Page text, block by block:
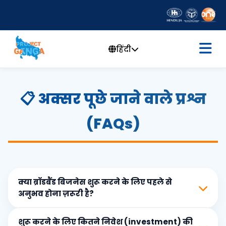
हिंदी
📋 अक्सर पूछे जाने वाले प्रश्न
(FAQs)
क्या ब्रॉडबैंड बिजनेस शुरू करने के लिए पहले से
अनुभव होना ज़रूरी है?
शुरू करने के लिए कितने निवेश (investment) की